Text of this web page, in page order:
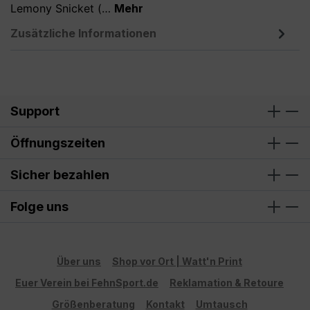
Lemony Snicket (… Mehr
Zusätzliche Informationen
Support
Öffnungszeiten
Sicher bezahlen
Folge uns
Über uns
Shop vor Ort | Watt'n Print
Euer Verein bei FehnSport.de
Reklamation & Retoure
Größenberatung
Kontakt Umtausch